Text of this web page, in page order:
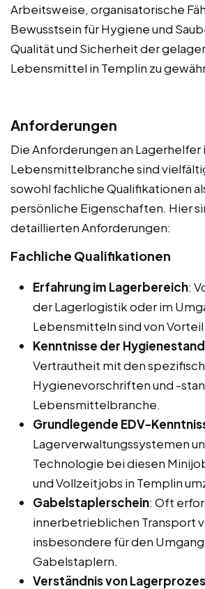
Arbeitsweise, organisatorische
Bewusstsein für Hygiene und
Qualität und Sicherheit der
Lebensmittel in Templin zu
Anforderungen
Die Anforderungen an Lagerhelfer
Lebensmittelbranche sind
sowohl fachliche Qualifikationen
persönliche Eigenschaften. Hier
detaillierten Anforderungen:
Fachliche Qualifikationen
Erfahrung im Lagerbereich:
der Lagerlogistik oder im
Lebensmitteln sind von Vorteil.
Kenntnisse der
Vertrautheit mit den
Hygienevorschriften und -
Lebensmittelbranche.
Grundlegende EDV-
Lagerverwaltungssystemen
Technologie bei diesen
und Vollzeitjobs in Templin
Gabelstaplerschein: Oft
innerbetrieblichen Transport
insbesondere für den
Gabelstaplern.
Verständnis von